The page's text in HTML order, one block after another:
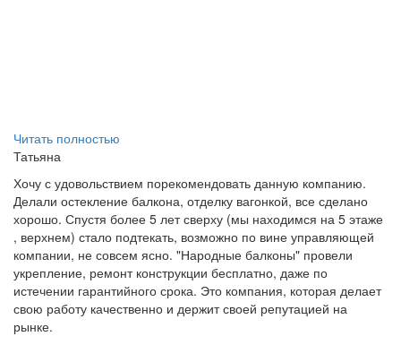
Читать полностью
Татьяна
Хочу с удовольствием порекомендовать данную компанию.
Делали остекление балкона, отделку вагонкой, все сделано
хорошо. Спустя более 5 лет сверху (мы находимся на 5 этаже
, верхнем) стало подтекать, возможно по вине управляющей
компании, не совсем ясно. "Народные балконы" провели
укрепление, ремонт конструкции бесплатно, даже по
истечении гарантийного срока. Это компания, которая делает
свою работу качественно и держит своей репутацией на
рынке.